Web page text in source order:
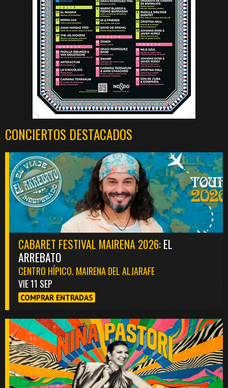
CONCIERTOS DESTACADOS
CABARET FESTIVAL MAIRENA 2026:EL
ARREBATO
CENTRO HÍPICO. MAIRENA DEL ALJARAFE
VIE 11 SEP
COMPRAR ENTRADAS